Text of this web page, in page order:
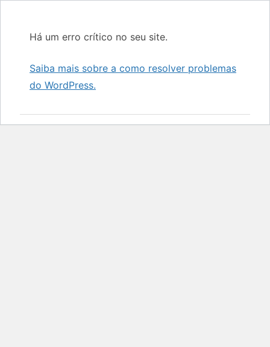
Há um erro crítico no seu site.
Saiba mais sobre a como resolver problemas
do WordPress.